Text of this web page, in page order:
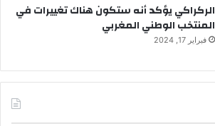
الركراكي يؤكد أنه ستكون هناك تغييرات في
المنتخب الوطني المغربي
فبراير 17, 2024